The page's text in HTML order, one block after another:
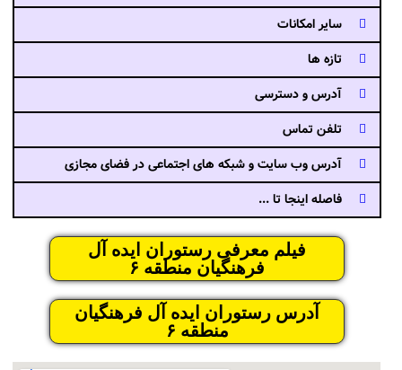
سایر امکانات
تازه ها
آدرس و دسترسی
تلفن تماس
آدرس وب سایت و شبکه های اجتماعی در فضای مجازی
فاصله اینجا تا ...
فیلم معرفی رستوران ایده آل
فرهنگیان منطقه ۶
آدرس رستوران ایده آل فرهنگیان
منطقه ۶